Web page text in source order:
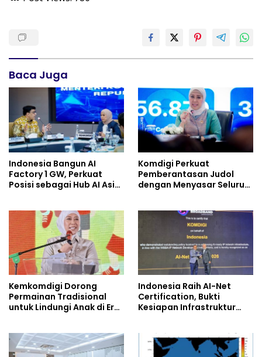
Baca Juga
Indonesia Bangun AI
Factory 1 GW, Perkuat
Posisi sebagai Hub AI Asia
Komdigi Perkuat
Pemberantasan Judol
dengan Menyasar Seluruh
Kemkomdigi Dorong
Permainan Tradisional
untuk Lindungi Anak di Era
Indonesia Raih AI-Net
Certification, Bukti
Kesiapan Infrastruktur